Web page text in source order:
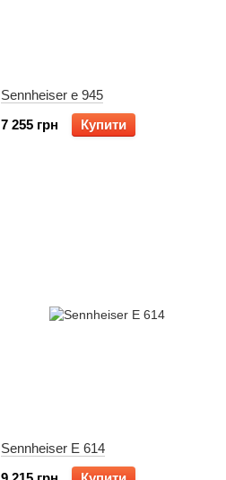
Sennheiser e 945
7 255 грн
Купити
Sennheiser E 614